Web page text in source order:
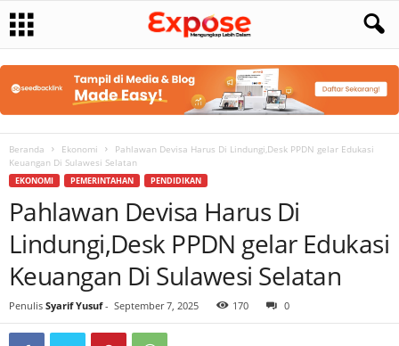
Beranda Ekonomi
Pahlawan Devisa Harus Di Lindungi,Desk PPDN gelar Edukasi
Keuangan Di Sulawesi Selatan
EKONOMI PEMERINTAHAN PENDIDIKAN
Pahlawan Devisa Harus Di
Lindungi,Desk PPDN gelar Edukasi
Keuangan Di Sulawesi Selatan
Penulis Syarif Yusuf- September 7, 2025 170 0